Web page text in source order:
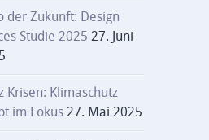
der Zukunft: Design
Studie 2025 27. Juni
Krisen: Klimaschutz
im Fokus 27. Mai 2025